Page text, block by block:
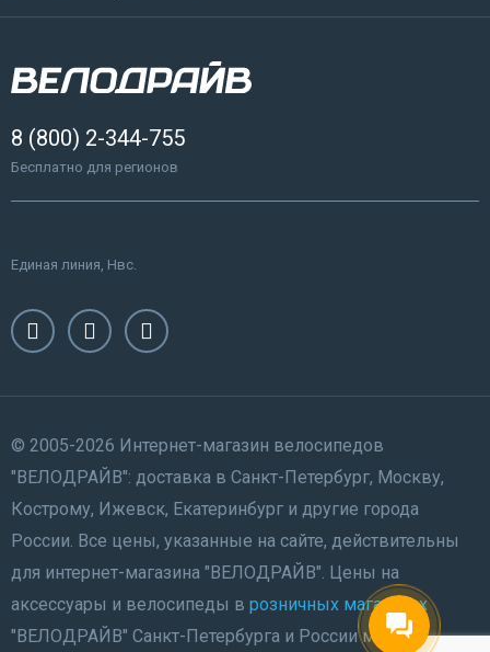
8 (800) 2-344-755
Бесплатно для регионов
Единая линия, Нвс.
© 2005-2026 Интернет-магазин велосипедов
"ВЕЛОДРАЙВ": доставка в Санкт-Петербург, Москву,
Кострому, Ижевск, Екатеринбург и другие города
России. Все цены, указанные на сайте, действительны
для интернет-магазина "ВЕЛОДРАЙВ". Цены на
аксессуары и велосипеды в розничных магазинах
"ВЕЛОДРАЙВ" Санкт-Петербурга и России могут